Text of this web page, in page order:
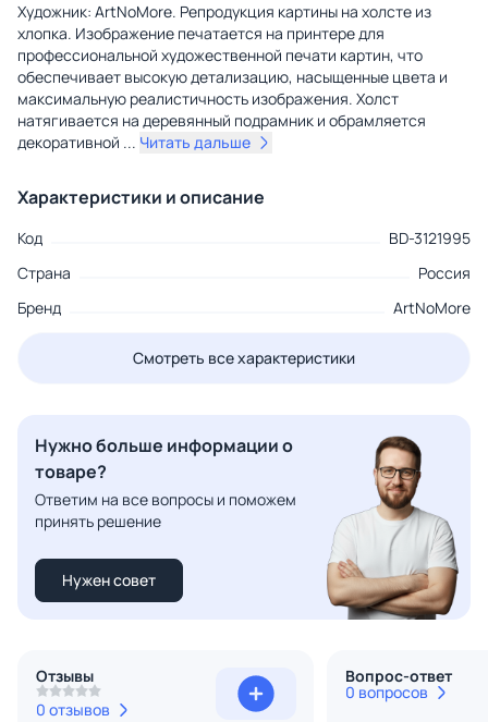
Художник: ArtNoMore. Репродукция картины на холсте из
хлопка. Изображение печатается на принтере для
профессиональной художественной печати картин, что
обеспечивает высокую детализацию, насыщенные цвета и
максимальную реалистичность изображения. Холст
натягивается на деревянный подрамник и обрамляется
декоративной ... Читать дальше
Характеристики и описание
Код
BD-3121995
Страна
Россия
Бренд
ArtNoMore
Смотреть все характеристики
Нужно больше информации о
товаре?
Ответим на все вопросы и поможем
принять решение
Нужен совет
Отзывы
0 отзывов
Вопрос-ответ
0 вопросов